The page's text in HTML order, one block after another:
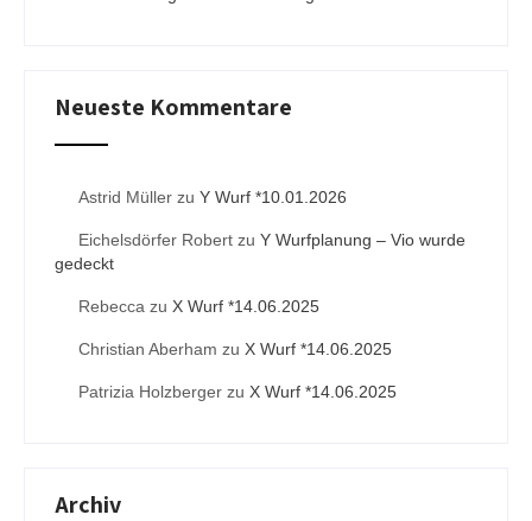
Neueste Kommentare
Astrid Müller zu Y Wurf *10.01.2026
Eichelsdörfer Robert zu Y Wurfplanung – Vio wurde
gedeckt
Rebecca zu X Wurf *14.06.2025
Christian Aberham zu X Wurf *14.06.2025
Patrizia Holzberger zu X Wurf *14.06.2025
Archiv